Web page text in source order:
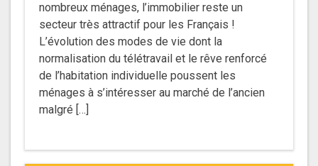
nombreux ménages, l’immobilier reste un
secteur très attractif pour les Français !
L’évolution des modes de vie dont la
normalisation du télétravail et le rêve renforcé
de l’habitation individuelle poussent les
ménages à s’intéresser au marché de l’ancien
malgré […]